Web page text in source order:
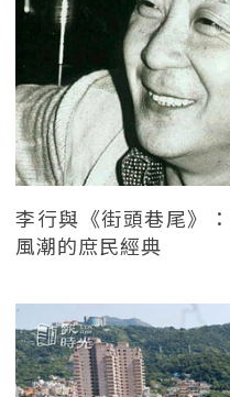
李行與《街頭巷尾》
風潮的庶民經典